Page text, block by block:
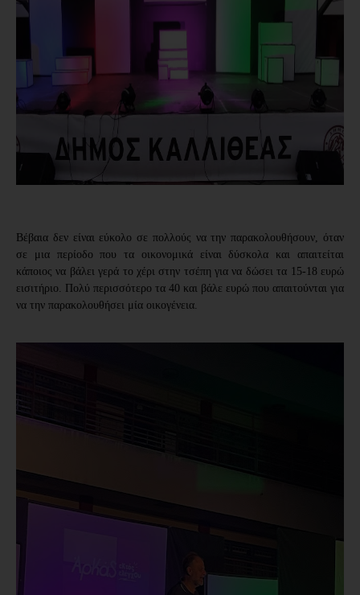
Βέβαια δεν είναι εύκολο σε πολλούς να την παρακολουθήσουν, όταν
σε μια περίοδο που τα οικονομικά είναι δύσκολα και απαιτείται
κάποιος να βάλει γερά το χέρι στην τσέπη για να δώσει τα 15-18 ευρώ
εισιτήριο. Πολύ περισσότερο τα 40 και βάλε ευρώ που απαιτούνται για
να την παρακολουθήσει μία οικογένεια.